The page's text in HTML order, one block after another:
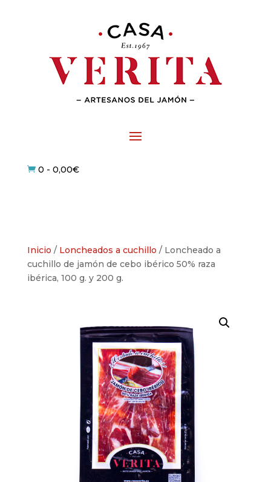
 0 - 0,00€
Inicio / Loncheados a cuchillo / Loncheado a
cuchillo de jamón de cebo ibérico 50% raza
ibérica, 100 g. y 200 g.